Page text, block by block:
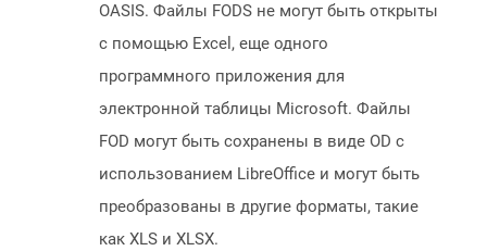
OASIS. Файлы FODS не могут быть открыты
с помощью Excel, еще одного
программного приложения для
электронной таблицы Microsoft. Файлы
FOD могут быть сохранены в виде OD с
использованием LibreOffice и могут быть
преобразованы в другие форматы, такие
как XLS и XLSX.